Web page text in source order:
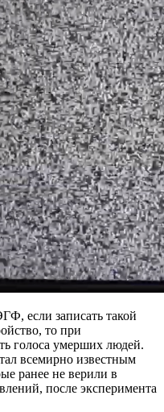
если записать такой
то при
голоса умерших людей.
всемирно известным
ранее не верили в
после эксперимента